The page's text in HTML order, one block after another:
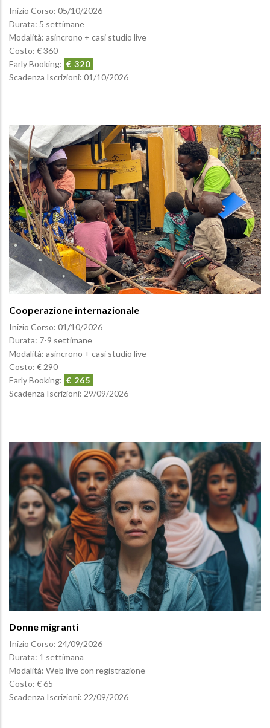
Inizio Corso: 05/10/2026
Durata: 5 settimane
Modalità: asincrono + casi studio live
Costo: € 360
Early Booking: € 320
Scadenza Iscrizioni: 01/10/2026
Cooperazione internazionale
Inizio Corso: 01/10/2026
Durata: 7-9 settimane
Modalità: asincrono + casi studio live
Costo: € 290
Early Booking: € 265
Scadenza Iscrizioni: 29/09/2026
Donne migranti
Inizio Corso: 24/09/2026
Durata: 1 settimana
Modalità: Web live con registrazione
Costo: € 65
Scadenza Iscrizioni: 22/09/2026